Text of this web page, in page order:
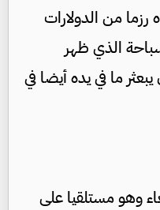
من الدولارات
الذي ظهر
ما في يده أيضا في
وهو مستلقيا على